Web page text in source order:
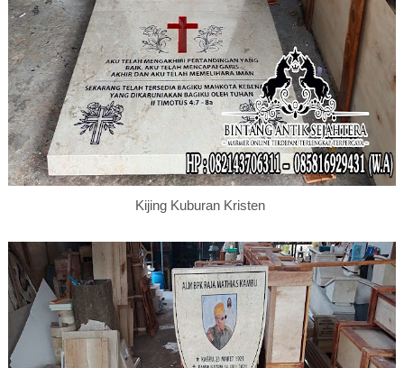
Kijing Kuburan Kristen